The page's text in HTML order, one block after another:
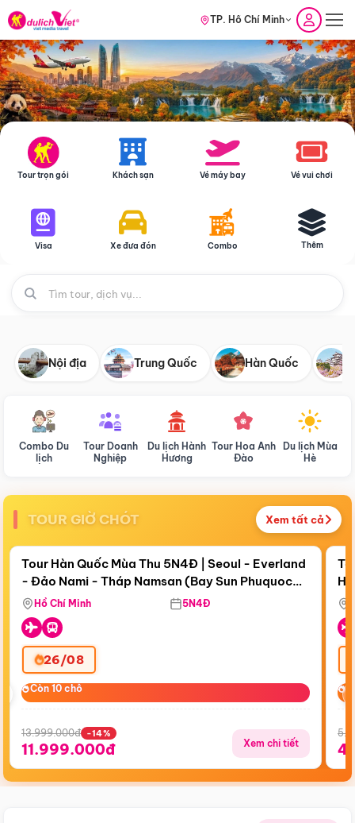
TP. Hồ Chí Minh
Tour trọn gói Khách sạn Vé máy bay Vé vui chơi
Visa Xe đưa đón Combo Thêm
Nội địa Trung Quốc Hàn Quốc
Combo Du
lịch
Tour Doanh
Nghiệp
Du lịch Hành
Hương
Tour Hoa Anh
Đào
Du lịch Mùa
Hè
TOUR GIỜ CHÓT Xem tất cả
Còn18 ngày 20:09:11
Bay Sun Phuquoc Airways
Điểm nổi bật
Tour Hàn Quốc Mùa Thu 5N4Đ | Seoul - Everland
- Đảo Nami - Tháp Namsan (Bay Sun Phuquoc
Airways)
Hồ Chí Minh 5N4Đ
26/08
Còn 10 chỗ
Còn 10 chỗ
13.999.000đ -14%
11.999.000đ Xem chi tiết